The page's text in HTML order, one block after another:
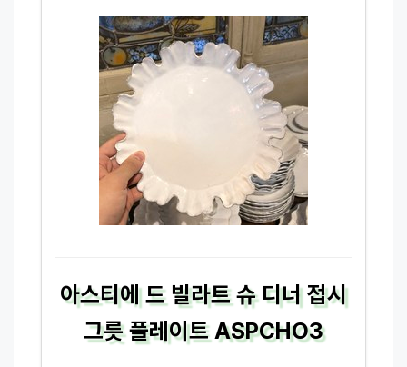
아스티에 드 빌라트 슈 디너 접시
그릇 플레이트 ASPCHO3